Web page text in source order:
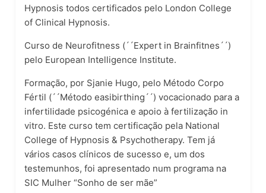
Hypnosis todos certificados pelo London College
of Clinical Hypnosis.
Curso de Neurofitness (´´Expert in Brainfitnes´´)
pelo European Intelligence Institute.
Formação, por Sjanie Hugo, pelo Método Corpo
Fértil (´´Método easibirthing´´) vocacionado para a
infertilidade psicogénica e apoio à fertilização in
vitro. Este curso tem certificação pela National
College of Hypnosis & Psychotherapy. Tem já
vários casos clínicos de sucesso e, um dos
testemunhos, foi apresentado num programa na
SIC Mulher “Sonho de ser mãe”